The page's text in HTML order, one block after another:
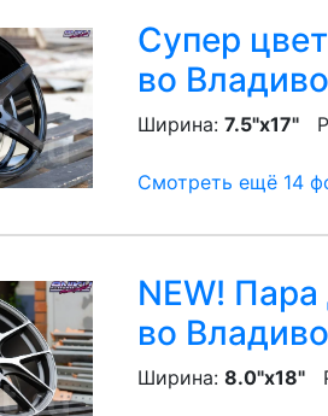
Супер
во
Ширина: 7.5"x17"
Смотреть ещё 14
NEW! Пара
во
Ширина: 8.0"x18"